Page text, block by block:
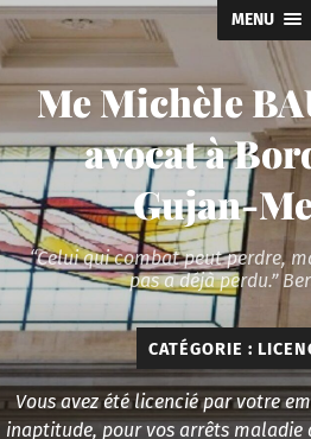
MENU
Me Michèle
avocat à
Gujan-
“Celui qui combat peut perdre,
pas a déjà perdu.”
CATÉGORIE :
Vous avez été licencié par votre
inaptitude, pour vos arrêts maladie